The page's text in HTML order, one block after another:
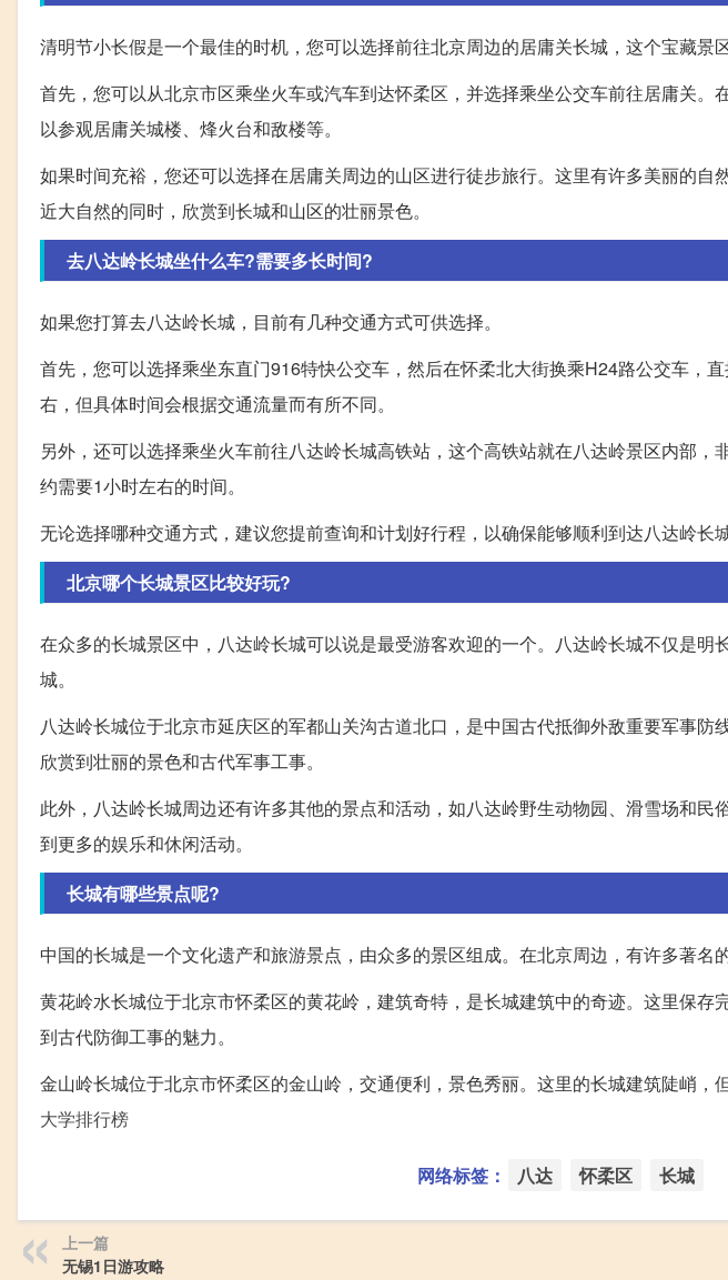
清明节小长假是一个最佳的时机，您可以选择前往北京周边的居庸关长城，这个宝藏景
首先，您可以从北京市区乘坐火车或汽车到达怀柔区，并选择乘坐公交车前往居庸关。
以参观居庸关城楼、烽火台和敌楼等。
如果时间充裕，您还可以选择在居庸关周边的山区进行徒步旅行。这里有许多美丽的自
近大自然的同时，欣赏到长城和山区的壮丽景色。
去八达岭长城坐什么车?需要多长时间?
如果您打算去八达岭长城，目前有几种交通方式可供选择。
首先，您可以选择乘坐东直门916特快公交车，然后在怀柔北大街换乘H24路公交车，
右，但具体时间会根据交通流量而有所不同。
另外，还可以选择乘坐火车前往八达岭长城高铁站，这个高铁站就在八达岭景区内部，
约需要1小时左右的时间。
无论选择哪种交通方式，建议您提前查询和计划好行程，以确保能够顺利到达八达岭长
北京哪个长城景区比较好玩?
在众多的长城景区中，八达岭长城可以说是最受游客欢迎的一个。八达岭长城不仅是明
城。
八达岭长城位于北京市延庆区的军都山关沟古道北口，是中国古代抵御外敌重要军事防
欣赏到壮丽的景色和古代军事工事。
此外，八达岭长城周边还有许多其他的景点和活动，如八达岭野生动物园、滑雪场和民
到更多的娱乐和休闲活动。
长城有哪些景点呢?
中国的长城是一个文化遗产和旅游景点，由众多的景区组成。在北京周边，有许多著名
黄花岭水长城位于北京市怀柔区的黄花岭，建筑奇特，是长城建筑中的奇迹。这里保存
到古代防御工事的魅力。
金山岭长城位于北京市怀柔区的金山岭，交通便利，景色秀丽。这里的长城建筑陡峭，
大学排行榜
网络标签： 八达 怀柔区 长城
上一篇
无锡1日游攻略